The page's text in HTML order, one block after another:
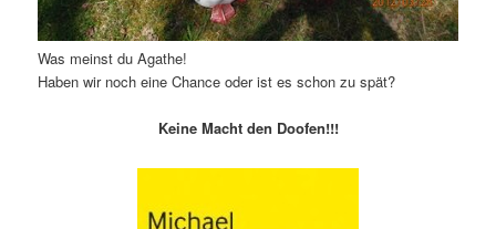
Was meinst du Agathe!
Haben wir noch eine Chance oder ist es schon zu spät?
Keine Macht den Doofen!!!